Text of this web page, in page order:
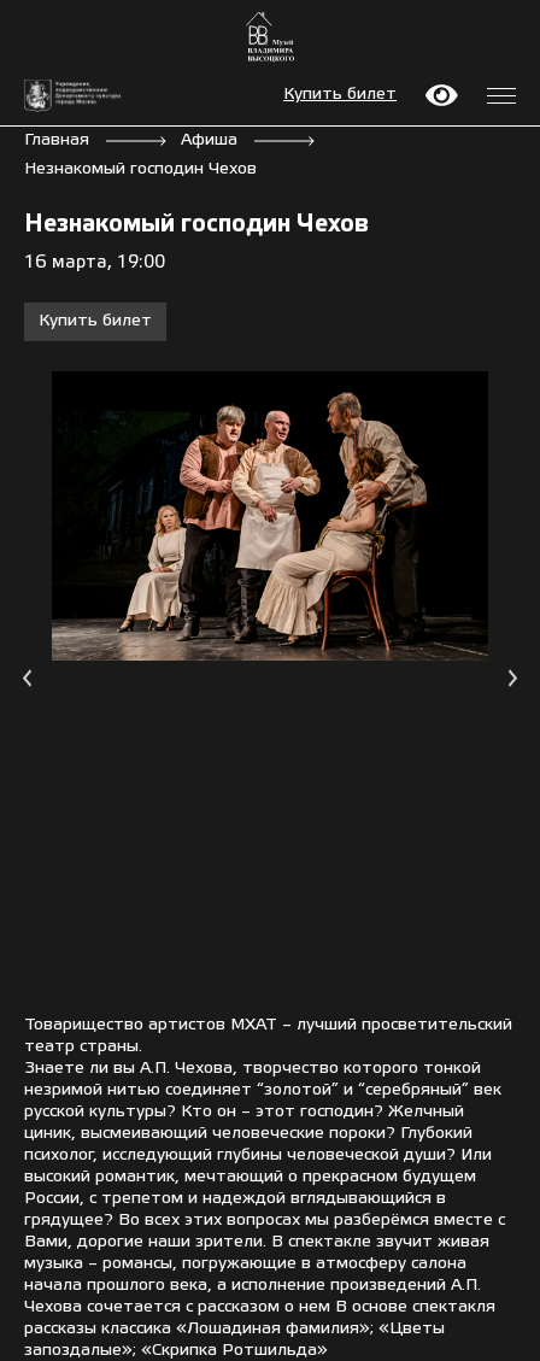
Купить билет
Главная
Афиша
Незнакомый господин Чехов
Незнакомый господин Чехов
16 марта, 19:00
Купить билет
Товарищество артистов МХАТ – лучший просветительский
театр страны.
Знаете ли вы А.П. Чехова, творчество которого тонкой
незримой нитью соединяет “золотой” и “серебряный” век
русской культуры? Кто он – этот господин? Желчный
циник, высмеивающий человеческие пороки? Глубокий
психолог, исследующий глубины человеческой души? Или
высокий романтик, мечтающий о прекрасном будущем
России, с трепетом и надеждой вглядывающийся в
грядущее? Во всех этих вопросах мы разберёмся вместе с
Вами, дорогие наши зрители. В спектакле звучит живая
музыка – романсы, погружающие в атмосферу салона
начала прошлого века, а исполнение произведений А.П.
Чехова сочетается с рассказом о нем В основе спектакля
рассказы классика «Лошадиная фамилия»; «Цветы
запоздалые»; «Скрипка Ротшильда»